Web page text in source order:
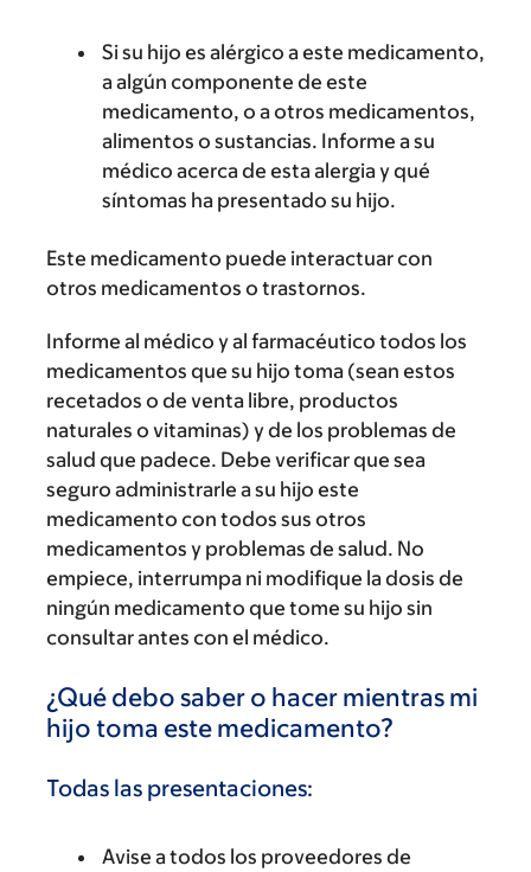
Si su hijo es alérgico a este medicamento,
a algún componente de este
medicamento, o a otros medicamentos,
alimentos o sustancias. Informe a su
médico acerca de esta alergia y qué
síntomas ha presentado su hijo.
Este medicamento puede interactuar con
otros medicamentos o trastornos.
Informe al médico y al farmacéutico todos los
medicamentos que su hijo toma (sean estos
recetados o de venta libre, productos
naturales o vitaminas) y de los problemas de
salud que padece. Debe verificar que sea
seguro administrarle a su hijo este
medicamento con todos sus otros
medicamentos y problemas de salud. No
empiece, interrumpa ni modifique la dosis de
ningún medicamento que tome su hijo sin
consultar antes con el médico.
¿Qué debo saber o hacer mientras mi
hijo toma este medicamento?
Todas las presentaciones:
Avise a todos los proveedores de